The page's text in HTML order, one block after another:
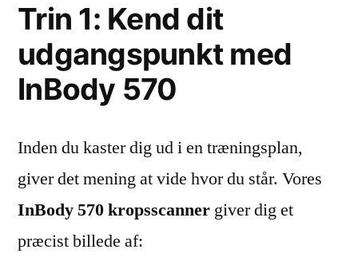
Trin 1: Kend dit
udgangspunkt med
InBody 570
Inden du kaster dig ud i en træningsplan,
giver det mening at vide hvor du står. Vores
InBody 570 kropsscanner giver dig et
præcist billede af: